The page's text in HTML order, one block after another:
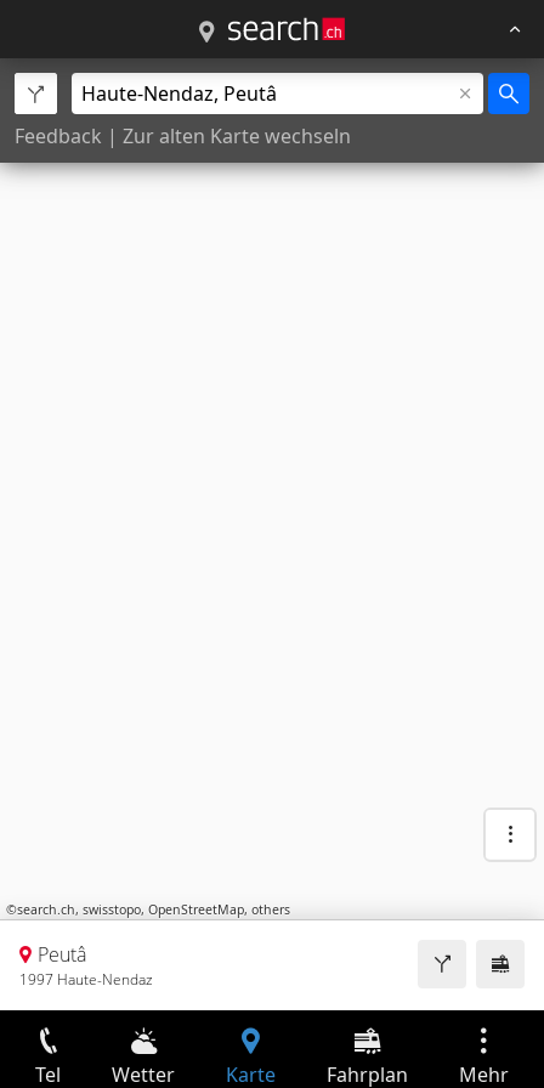
Feedback | Zur alten Karte wechseln
©search.ch, swisstopo, OpenStreetMap, others
Peutâ
1997 Haute-Nendaz
Tel Wetter Karte Fahrplan Mehr